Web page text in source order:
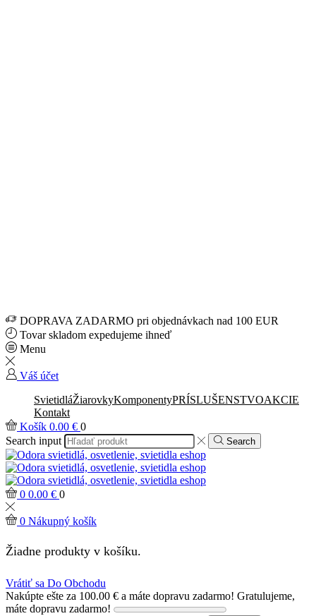
DOPRAVA ZADARMO pri objednávkach nad 100 EUR
Tovar skladom expedujeme ihneď
Menu
Váš účet
SvietidláŽiarovkyKomponentyPRÍSLUŠENSTVOAKCIE
Kontakt
Košík 0.00 € 0
Search input
Search
0 0.00 € 0
0 Nákupný košík
Žiadne produkty v košíku.
Vrátiť sa Do Obchodu
Nakúpte ešte za 100.00 € a máte dopravu zadarmo! Gratulujeme,
máte dopravu zadarmo!